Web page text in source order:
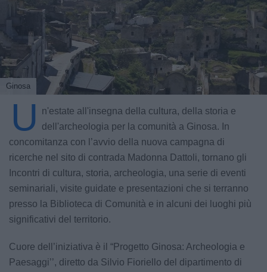
Ginosa
U
n'estate all'insegna della cultura, della storia e
dell'archeologia per la comunità a Ginosa. In
concomitanza con l’avvio della nuova campagna di
ricerche nel sito di contrada Madonna Dattoli, tornano gli
Incontri di cultura, storia, archeologia, una serie di eventi
seminariali, visite guidate e presentazioni che si terranno
presso la Biblioteca di Comunità e in alcuni dei luoghi più
significativi del territorio.
Cuore dell’iniziativa è il “Progetto Ginosa: Archeologia e
Paesaggi’’, diretto da Silvio Fioriello del dipartimento di